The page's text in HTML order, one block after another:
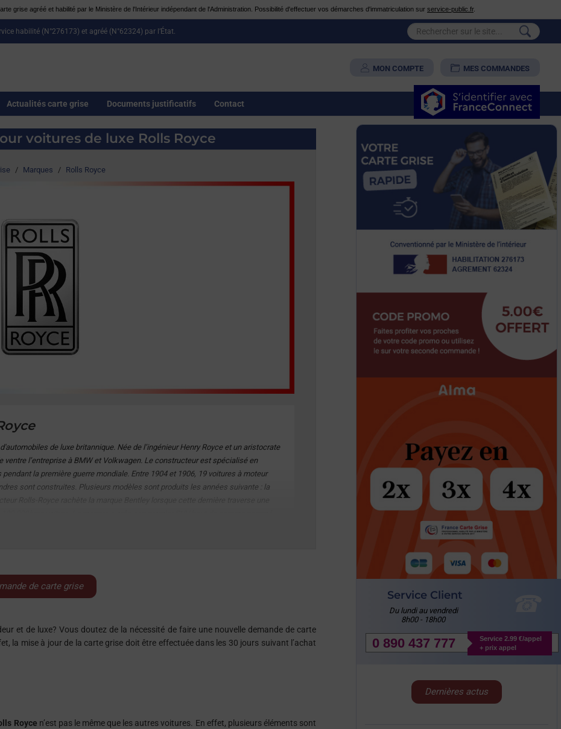
grise agréé et habilité par le Ministère de l'Intérieur indépendant de l'Administration. Possibilité d'effectuer vos démarches d'immatriculation sur service-public.fr.
habilité (N°276173) et agréé (N°62324) par l’État.
MON COMPTE MES COMMANDES
Actualités carte grise Documents justificatifs Contact
voitures de luxe Rolls Royce
/ Marques / Rolls Royce
de luxe britannique. Née de l’ingénieur Henry Royce et un aristocrate
ventre l’entreprise à BMW et Volkwagen. Le constructeur est spécialisé en
la première guerre mondiale. Entre 1904 et 1906, 19 voitures à moteur
sont construites. Plusieurs modèles sont produits les années suivante : la
LE SUV développe 571ch avec un moteur V12 bi-turbo d 6,75L. L’emblème de
de carte grise
et de luxe? Vous doutez de la nécessité de faire une nouvelle demande de carte
la mise à jour de la carte grise doit être effectuée dans les 30 jours suivant l’achat
Royce n’est pas le même que les autres voitures. En effet, plusieurs éléments sont
Service Client
Du lundi au vendredi
8h00 - 18h00
0 890 437 777
Service 2.99 €/appel
+ prix appel
Dernières actus